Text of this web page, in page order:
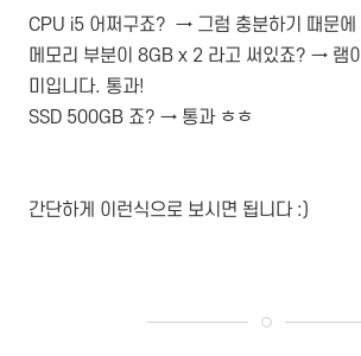
CPU i5 어쩌구죠? → 그럼 충분하기 때문에
메모리 부분이 8GB x 2 라고 써있죠? → 램
미입니다. 통과!
SSD 500GB 죠? → 통과 ㅎㅎ
간단하게 이런식으로 보시면 됩니다 :)